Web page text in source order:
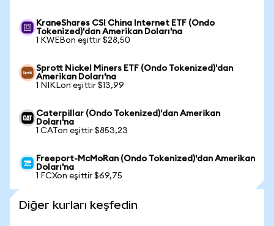
KraneShares CSI China Internet ETF (Ondo
Tokenized)'dan Amerikan Doları'na
1 KWEBon eşittir $28,50
Sprott Nickel Miners ETF (Ondo Tokenized)'dan
Amerikan Doları'na
1 NIKLon eşittir $13,99
Caterpillar (Ondo Tokenized)'dan Amerikan
Doları'na
1 CATon eşittir $853,23
Freeport-McMoRan (Ondo Tokenized)'dan Amerikan
Doları'na
1 FCXon eşittir $69,75
Diğer kurları keşfedin